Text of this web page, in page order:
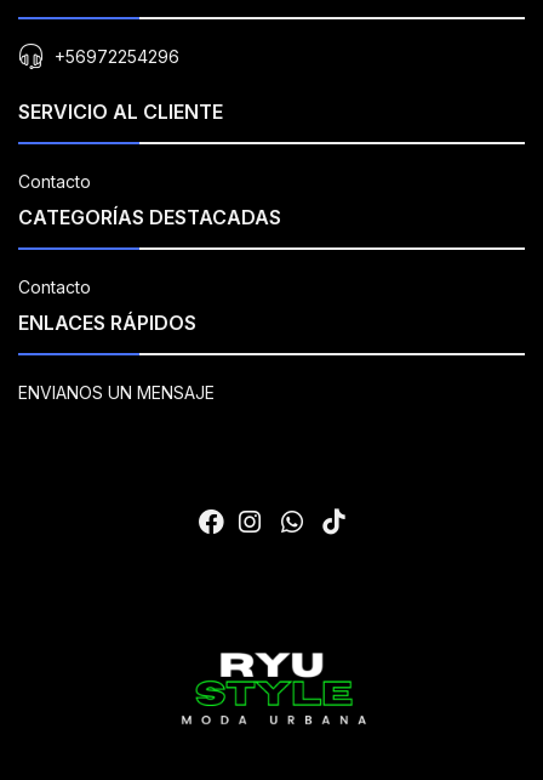
+56972254296
SERVICIO AL CLIENTE
Contacto
CATEGORÍAS DESTACADAS
Contacto
ENLACES RÁPIDOS
ENVIANOS UN MENSAJE